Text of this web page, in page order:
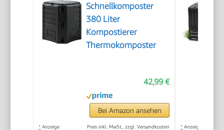
Schnellkomposter
380 Liter
Kompostierer
Thermokomposter
42,99 €
Bei Amazon ansehen
* Anzeige Preis inkl. MwSt., zzgl. Versandkosten * Anzeige